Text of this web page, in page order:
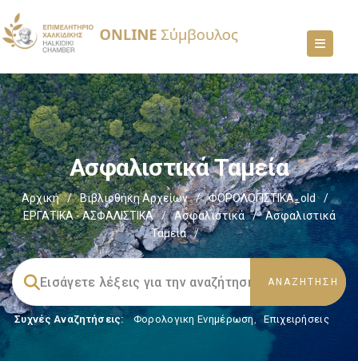
Ασφαλιστικά Ταμεία
Αρχική / Βιβλιοθήκη Αρχείων / ΦΟΡΟΛΟΓΙΣΤΙΚΑ_old
/
ΕΡΓΑΤΙΚΑ - ΑΣΦΑΛΙΣΤΙΚΑ
/ Ασφαλιστικά /
Ασφαλιστικά
Ταμεία
/
Συχνές Αναζητήσεις: Φορολογικη Ενημέρωση, Επιχειρήσεις